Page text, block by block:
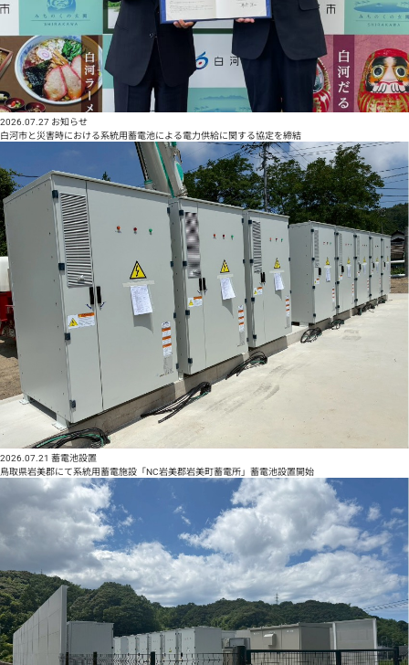
2026.07.27 お知らせ
⽩河市と災害時における系統⽤蓄電池による電⼒供給に関する協定を締結
2026.07.21 蓄電池設置
鳥取県岩美郡にて系統用蓄電施設「NC岩美郡岩美町蓄電所」蓄電池設置開始